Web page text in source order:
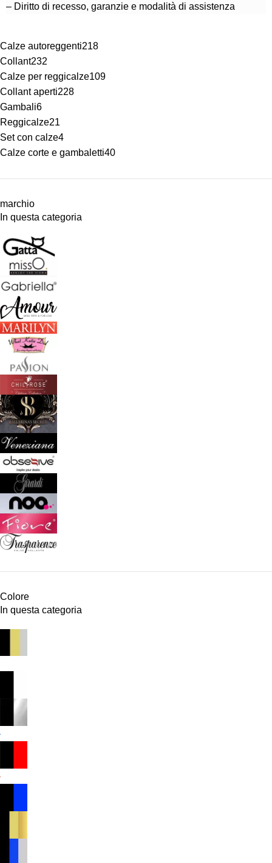
Calze autoreggenti218
Collant232
Calze per reggicalze109
Collant aperti228
Gambali6
Reggicalze21
Set con calze4
Calze corte e gambaletti40
marchio
In questa categoria
Colore
In questa categoria
– Diritto di recesso, garanzie e modalità di assistenza